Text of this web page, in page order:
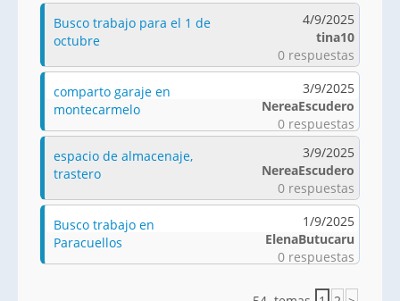
Busco trabajo para el 1 de
octubre
4/9/2025
tina10
0 respuestas
comparto garaje en
montecarmelo
3/9/2025
NereaEscudero
0 respuestas
espacio de almacenaje,
trastero
3/9/2025
NereaEscudero
0 respuestas
Busco trabajo en
Paracuellos
1/9/2025
ElenaButucaru
0 respuestas